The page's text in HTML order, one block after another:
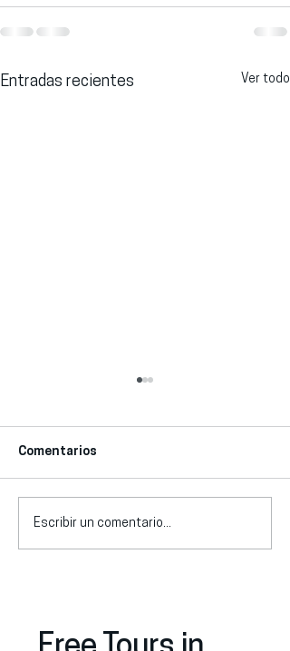
Entradas recientes Ver todo
Qué hacer en Sídney en
verano: guía local de los
Comentarios
Escribir un comentario...